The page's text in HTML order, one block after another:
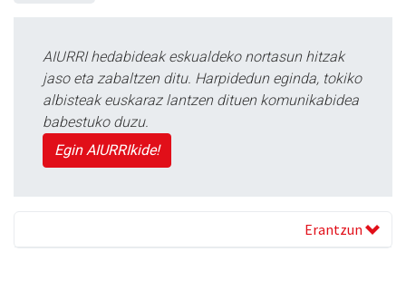
AIURRI hedabideak eskualdeko nortasun hitzak
jaso eta zabaltzen ditu. Harpidedun eginda, tokiko
albisteak euskaraz lantzen dituen komunikabidea
babestuko duzu.
Egin AIURRIkide!
Erantzun